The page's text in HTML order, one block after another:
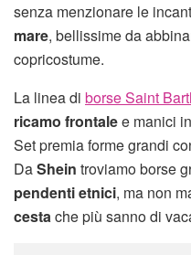
senza menzionare le
mare, bellissime da
copricostume.
La linea di borse Saint
ricamo frontalee manici
Set premia forme grandi
DaShein troviamo borse
pendenti etnici, ma non
cestache più sanno di